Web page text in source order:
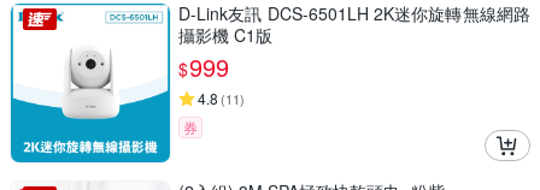
D-Link友訊 DCS-6501LH 2K迷你旋轉無線網路
攝影機 C1版
$999
4.8 (11)
券